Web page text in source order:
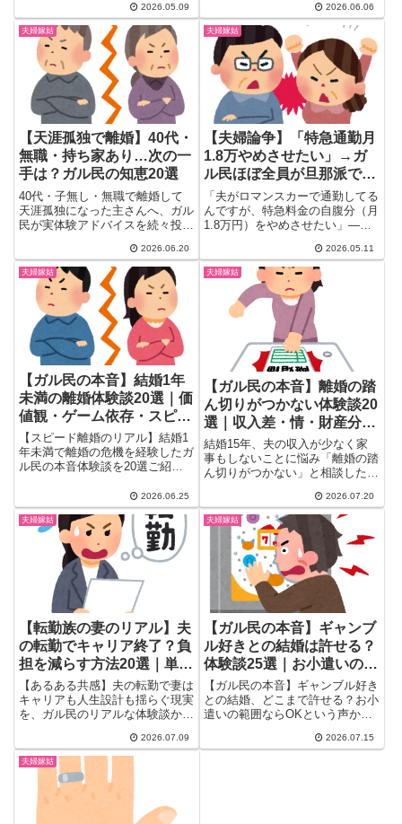
2026.05.09
ました。カサンドラ症候群・アス
ペルガー夫との同居の辛さ、子供
の立場からのリアルな声、経済力
なしでの離婚準備まで徹底まと
め。
2026.06.06
夫婦嫁姑
【天涯孤独で離婚】40代・
無職・持ち家あり…次の一
手は？ガル民の知恵20選
40代・子無し・無職で離婚して
天涯孤独になった主さんへ、ガル
民が実体験アドバイスを続々投
はどうする？保証人なしで賃貸を
借りる方法は？同じ境遇を乗り越
えた女性たちの本音と知恵を一気
にまとめました。
2026.06.20
夫婦嫁姑
【夫婦論争】「特急通勤月
1.8万やめさせたい」→ガ
ル民ほぼ全員が旦那派で完
全終了ｗｗｗ
「夫がロマンスカーで通勤してる
んですが、特急料金の自腹分（月
1.8万円）をやめさせたい」――
2026.05.11
夫婦嫁姑
【ガル民の本音】結婚1年
未満の離婚体験談20選｜価
値観・ゲーム依存・スピー
ド離婚のリアル
【スピード離婚のリアル】結婚1
年未満で離婚の危機を経験したガ
ル民の本音体験談を20選ご紹
レ・話し合い拒否など実際の離婚
原因から「早いほどいい」先輩ガ
ル民の助言、再婚で幸せになった
体験談まで一気にまとめ。
2026.06.25
夫婦嫁姑
【ガル民の本音】離婚の踏
ん切りがつかない体験談20
選｜収入差・情・財産分与
のリアル
結婚15年、夫の収入が少なく家
事もしないことに悩み「離婚の踏
ん切りがつかない」と相談したガ
集結。情との向き合い方、別居と
いう選択肢、財産分与や婚姻費用
の注意点まで、離婚を迷うアラフ
ィフ女性のリアルな声と後押しを
まとめました。
2026.07.20
夫婦嫁姑
【転勤族の妻のリアル】夫
の転勤でキャリア終了？負
担を減らす方法20選｜単身
赴任・お金の本音
【あるある共感】夫の転勤で妻は
キャリアも人生設計も揺らぐ現実
を、ガル民のリアルな体験談から
仕事・子どもへの影響まで転勤族
の妻が直面する本音を20選まと
めました。負担を減らすエリア職
制度や単身赴任の工夫、実際に使
える対処法も紹介します。
2026.07.09
夫婦嫁姑
【ガル民の本音】ギャンブ
ル好きとの結婚は許せる？
体験談25選｜お小遣いの範
囲・離婚に至った実例まと
め
【ガル民の本音】ギャンブル好き
との結婚、どこまで許せる？お小
遣いの範囲ならOKという声か
壊れた壮絶な体験談まで、126件
2026.07.15
夫婦嫁姑